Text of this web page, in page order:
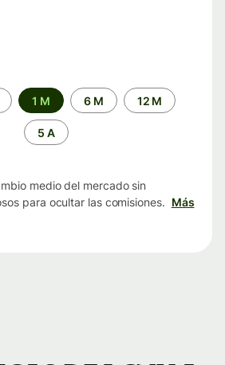
1 M 6 M 12 M
5 A
medio del mercado sin
para ocultar las comisiones. Más